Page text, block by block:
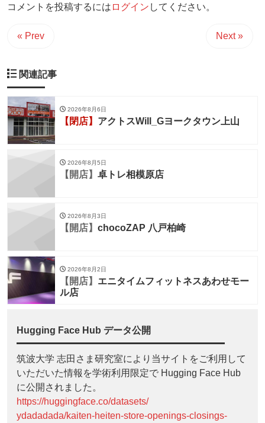
コメントを投稿するには ログイン してください。
« Prev Next »
関連記事
2026年8月6日
【閉店】 アクトスWill_Gヨークタウン上山
2026年8月5日
【開店】 卓トレ相模原店
2026年8月3日
【開店】 chocoZAP 八戸柏崎
2026年8月2日
【開店】 エニタイムフィットネスあわせモー
ル店
Hugging Face Hub データ公開
筑波大学 志田さま研究室により当サイトをご利用して
いただいた情報を学術利用限定で Hugging Face Hub
に公開されました。
https://huggingface.co/datasets/
ydadadada/kaiten-heiten-store-openings-closings-